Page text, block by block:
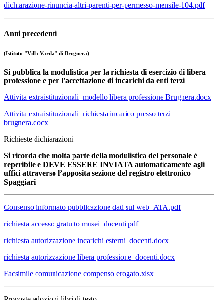
dichiarazione-rinuncia-altri-parenti-per-permesso-mensile-104.pdf
Anni precedenti
(Istituto "Villa Varda" di Brugnera)
Si pubblica la modulistica per la richiesta di esercizio di libera
professione e per l'accettazione di incarichi da enti terzi
Attivita extraistituzionali_modello libera professione Brugnera.docx
Attivita extraistituzionali_richiesta incarico presso terzi
brugnera.docx
Richieste dichiarazioni
Si ricorda che molta parte della modulistica del personale è
reperibile e DEVE ESSERE INVIATA automaticamente agli
uffici attraverso l’apposita sezione del registro elettronico
Spaggiari
Consenso informato pubblicazione dati sul web_ATA.pdf
richiesta accesso gratuito musei_docenti.pdf
richiesta autorizzazione incarichi esterni_docenti.docx
richiesta autorizzazione libera professione_docenti.docx
Facsimile comunicazione compenso erogato.xlsx